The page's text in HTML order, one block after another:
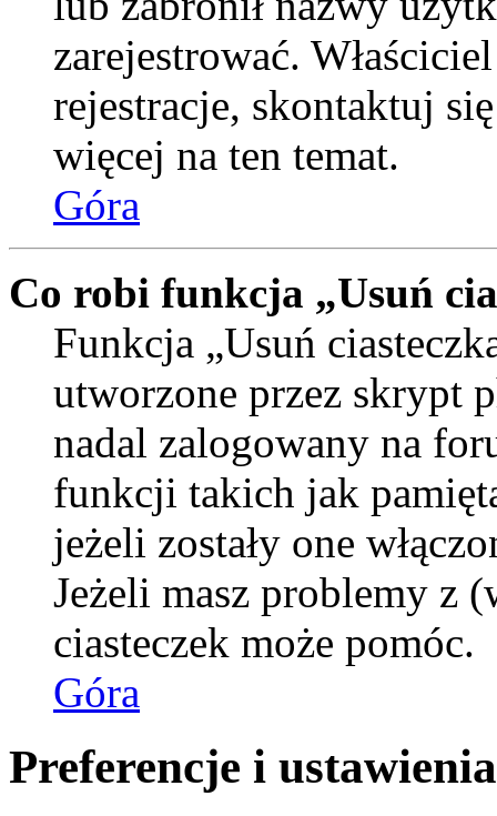
zarejestrować.
rejestracje, skontaktuj
więcej na ten temat.
Góra
Co robi funkcja „Usuń
Funkcja „Usuń
utworzone przez skrypt
nadal zalogowany na
funkcji takich jak
jeżeli zostały one
Jeżeli masz problemy z
ciasteczek może pomóc.
Góra
Preferencje i